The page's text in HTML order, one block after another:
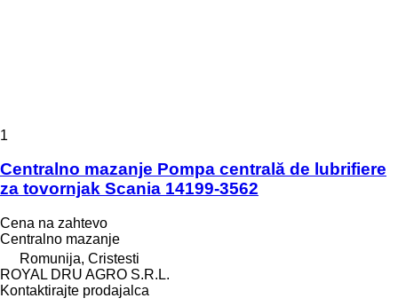
1
Centralno mazanje Pompa centrală de lubrifiere
za tovornjak Scania 14199-3562
Cena na zahtevo
Centralno mazanje
Romunija, Cristesti
ROYAL DRU AGRO S.R.L.
Kontaktirajte prodajalca